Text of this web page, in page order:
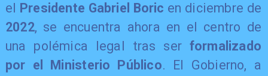
el Presidente Gabriel Boric en diciembre de
2022, se encuentra ahora en el centro de
una polémica legal tras serformalizado
por el Ministerio Público. El Gobierno, a